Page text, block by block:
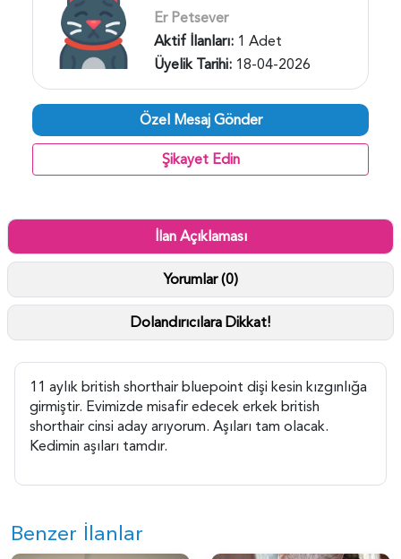
Er Petsever
Aktif İlanları: 1 Adet
Üyelik Tarihi: 18-04-2026
Özel Mesaj Gönder
Şikayet Edin
İlan Açıklaması
Yorumlar (0)
Dolandırıcılara Dikkat!
11 aylık british shorthair bluepoint dişi kesin kızgınlığa
girmiştir. Evimizde misafir edecek erkek british
shorthair cinsi aday arıyorum. Aşıları tam olacak.
Kedimin aşıları tamdır.
Benzer İlanlar